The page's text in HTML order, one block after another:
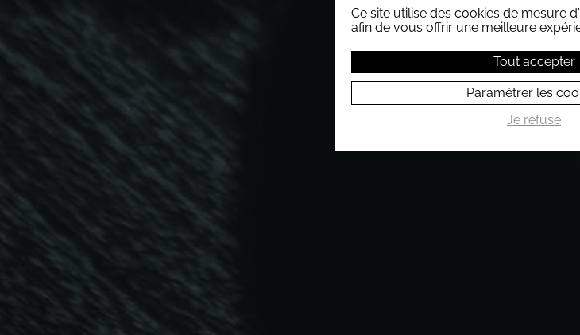
Ce site utilise des cookies de mesure
afin de vous offrir une meilleure
Tout accepter
Paramétrer les
Je refuse